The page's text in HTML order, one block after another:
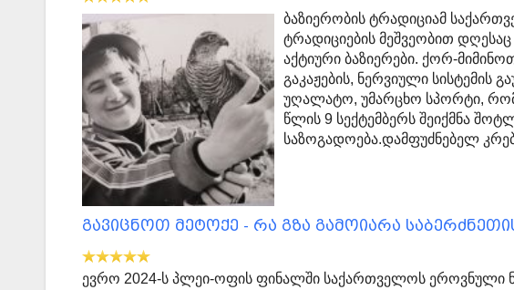
ბაზიერობის ტრადიციამ
ტრადიციების მეშვეობით
აქტიური ბაზიერები. ქორ-
გაკაჟების, ნერვიული სისტემის
უღალატო, უმარცხო სპორტი,
წლის 9 სექტემბერს შეიქმნა
საზოგადოება.დამფუძნებელ
გავიცნოთ მეტოქე - რა გზა გამოიარა
ევრო 2024-ს პლეი-ოფის ფინალში საქართველოს ეროვნული